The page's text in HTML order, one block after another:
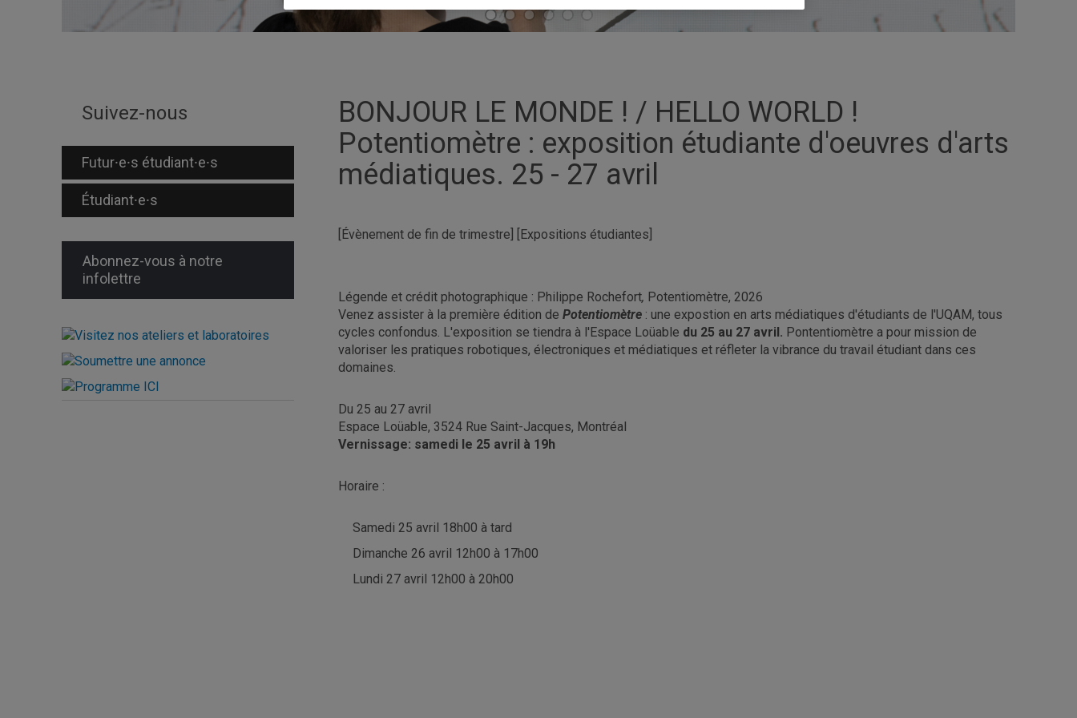
Suivez-nous
Futur⸱e⸱s étudiant⸱e⸱s
Étudiant⸱e⸱s
Abonnez-vous à notre
infolettre
BONJOUR LE MONDE ! / HELLO WORLD !
Potentiomètre : exposition étudiante d'oeuvres d'arts
médiatiques. 25 - 27 avril
[Évènement de fin de trimestre] [Expositions étudiantes]
Légende et crédit photographique : Philippe Rochefort, Potentiomètre, 2026
Venez assister à la première édition de Potentiomètre : une expostion en arts médiatiques d'étudiants de l'UQAM, tous
cycles confondus. L'exposition se tiendra à l'Espace Loüable du 25 au 27 avril. Pontentiomètre a pour mission de
valoriser les pratiques robotiques, électroniques et médiatiques et réfleter la vibrance du travail étudiant dans ces
domaines.
Du 25 au 27 avril
Espace Loüable, 3524 Rue Saint-Jacques, Montréal
Vernissage: samedi le 25 avril à 19h
Horaire :
Samedi 25 avril 18h00 à tard
Dimanche 26 avril 12h00 à 17h00
Lundi 27 avril 12h00 à 20h00